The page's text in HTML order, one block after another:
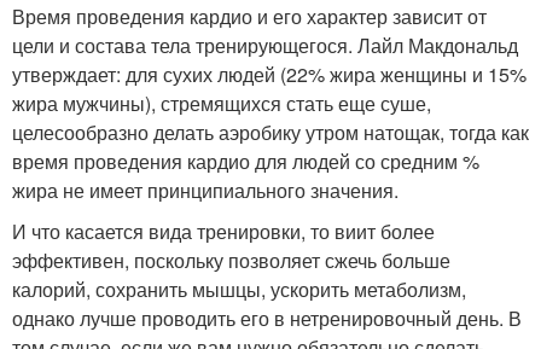
Время проведения кардио и его характер зависит от
цели и состава тела тренирующегося. Лайл Макдональд
утверждает: для сухих людей (22% жира женщины и 15%
жира мужчины), стремящихся стать еще суше,
целесообразно делать аэробику утром натощак, тогда как
время проведения кардио для людей со средним %
жира не имеет принципиального значения.
И что касается вида тренировки, то виит более
эффективен, поскольку позволяет сжечь больше
калорий, сохранить мышцы, ускорить метаболизм,
однако лучше проводить его в нетренировочный день. В